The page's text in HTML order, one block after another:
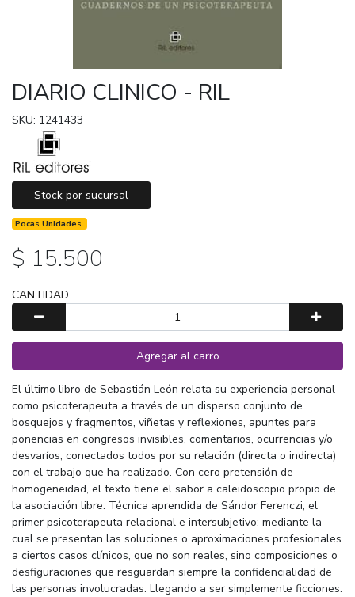
DIARIO CLINICO - RIL
SKU: 1241433
Stock por sucursal
Pocas Unidades.
$ 15.500
CANTIDAD
Agregar al carro
El último libro de Sebastián León relata su experiencia personal
como psicoterapeuta a través de un disperso conjunto de
bosquejos y fragmentos, viñetas y reflexiones, apuntes para
ponencias en congresos invisibles, comentarios, ocurrencias y/o
desvaríos, conectados todos por su relación (directa o indirecta)
con el trabajo que ha realizado. Con cero pretensión de
homogeneidad, el texto tiene el sabor a caleidoscopio propio de
la asociación libre. Técnica aprendida de Sándor Ferenczi, el
primer psicoterapeuta relacional e intersubjetivo; mediante la
cual se presentan las soluciones o aproximaciones profesionales
a ciertos casos clínicos, que no son reales, sino composiciones o
desfiguraciones que resguardan siempre la confidencialidad de
las personas involucradas. Llegando a ser simplemente ficciones.